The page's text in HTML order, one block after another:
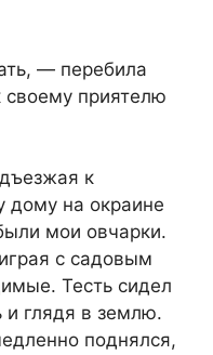
— перебила
приятелю
к
дому на окраине
мои овчарки.
с садовым
Тесть сидел
и глядя в землю.
поднялся,